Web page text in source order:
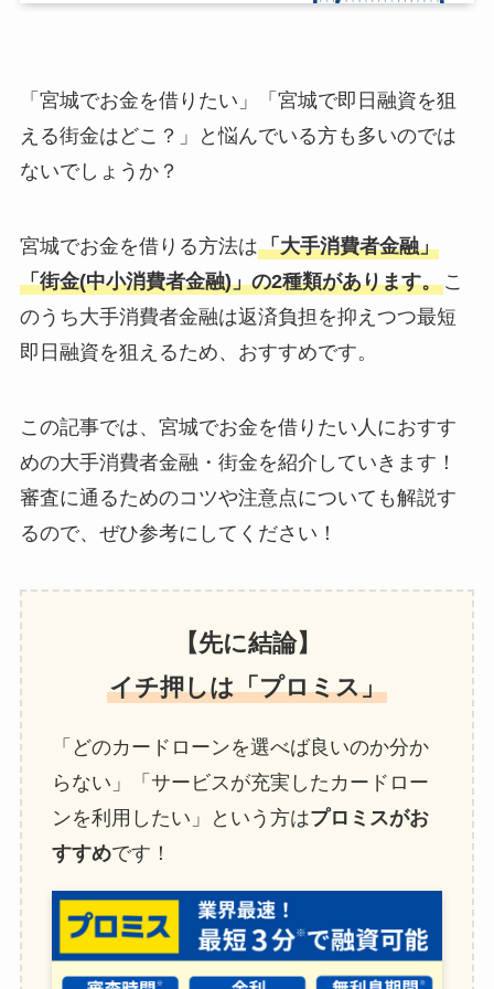
「宮城でお金を借りたい」「宮城で即日融資を狙
える街金はどこ？」と悩んでいる方も多いのでは
ないでしょうか？
宮城でお金を借りる方法は「大手消費者金融」
「街金(中小消費者金融)」の2種類があります。こ
のうち大手消費者金融は返済負担を抑えつつ最短
即日融資を狙えるため、おすすめです。
この記事では、宮城でお金を借りたい人におすす
めの大手消費者金融・街金を紹介していきます！
審査に通るためのコツや注意点についても解説す
るので、ぜひ参考にしてください！
【先に結論】
イチ押しは「プロミス」
「どのカードローンを選べば良いのか分か
らない」「サービスが充実したカードロー
ンを利用したい」という方はプロミスがお
すすめです！